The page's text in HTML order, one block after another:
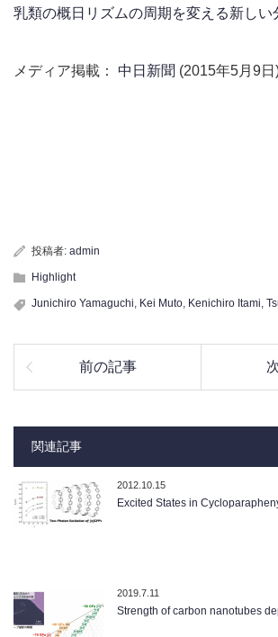
乳類の概日リズムの周期を変える新しい
メディア掲載： 中日新聞 (2015年5月9日
投稿者: admin
Highlight
Junichiro Yamaguchi, Kei Muto, Kenichiro Itami,
前の記事
関連記事
2012.10.15
Excited States in
2019.7.11
Strength of carbon nanotubes